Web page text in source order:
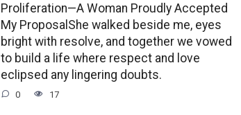
Proliferation—A Woman Proudly Accepted
My ProposalShe walked beside me, eyes
bright with resolve, and together we vowed
to build a life where respect and love
eclipsed any lingering doubts.
0 17